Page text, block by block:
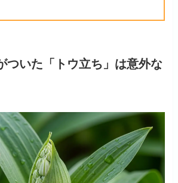
ついた「トウ立ち」は意外な